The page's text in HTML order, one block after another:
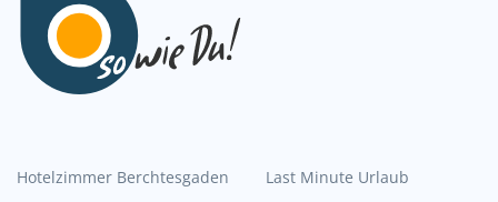
Hotelzimmer Berchtesgaden
Last Minute Urlaub